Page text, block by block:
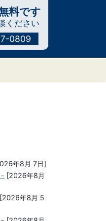
料です
ください
0809
年8月 7日]
- [2026年8月
[2026年8月 5